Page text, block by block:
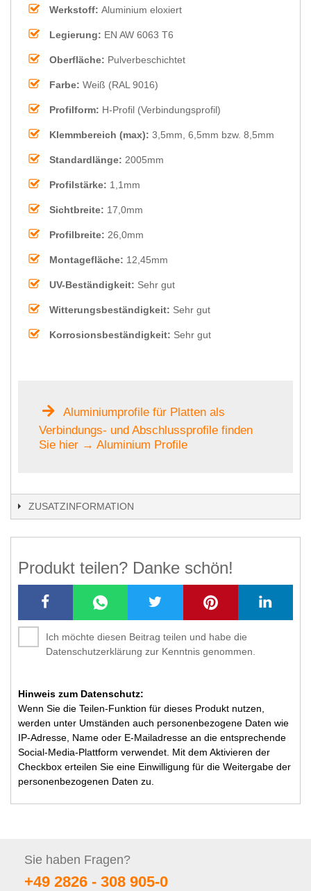
Werkstoff: Aluminium eloxiert
Legierung: EN AW 6063 T6
Oberfläche: Pulverbeschichtet
Farbe: Weiß (RAL 9016)
Profilform: H-Profil (Verbindungsprofil)
Klemmbereich (max): 3,5mm, 6,5mm bzw. 8,5mm
Standardlänge: 2005mm
Profilstärke: 1,1mm
Sichtbreite: 17,0mm
Profilbreite: 26,0mm
Montagefläche: 12,45mm
UV-Beständigkeit: Sehr gut
Witterungsbeständigkeit: Sehr gut
Korrosionsbeständigkeit: Sehr gut
Aluminiumprofile für Platten als
Verbindungs- und Abschlussprofile finden
Sie hier → Aluminium Profile
ZUSATZINFORMATION
Produkt teilen? Danke schön!
Ich möchte diesen Beitrag teilen und habe die
Datenschutzerklärung zur Kenntnis genommen.
Hinweis zum Datenschutz:
Wenn Sie die Teilen-Funktion für dieses Produkt nutzen,
werden unter Umständen auch personenbezogene Daten wie
IP-Adresse, Name oder E-Mailadresse an die entsprechende
Social-Media-Plattform verwendet. Mit dem Aktivieren der
Checkbox erteilen Sie eine Einwilligung für die Weitergabe der
personenbezogenen Daten zu.
Sie haben Fragen?
+49 2826 - 308 905-0